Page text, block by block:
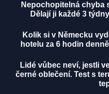
Nepochopitelná chyba
Dělají ji každé 3
Kolik si v Německu
hotelu za 6 hodin
Lidé vůbec neví, jestli
černé oblečení. Test s